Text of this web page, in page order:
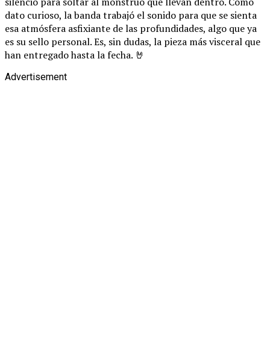
dato curioso, la banda trabajó el sonido para que se sienta
esa atmósfera asfixiante de las profundidades, algo que ya
es su sello personal. Es, sin dudas, la pieza más visceral que
han entregado hasta la fecha. 🤘
Advertisement